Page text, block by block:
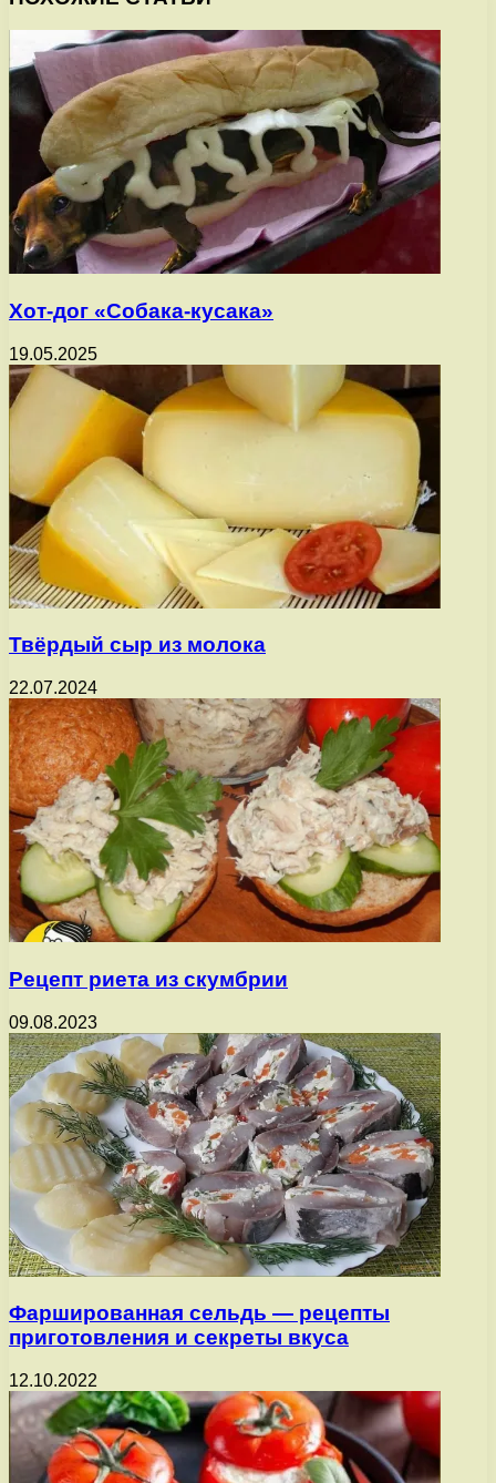
Хот-дог «Собака-кусака»
19.05.2025
Твёрдый сыр из молока
22.07.2024
Рецепт риета из скумбрии
09.08.2023
Фаршированная сельдь — рецепты
приготовления и секреты вкуса
12.10.2022